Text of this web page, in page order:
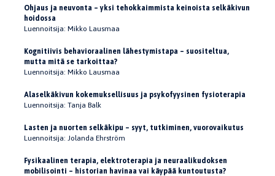
Ohjaus ja neuvonta – yksi tehokkaimmista keinoista selkäkivun
hoidossa
Luennoitsija: Mikko Lausmaa
Kognitiivis behavioraalinen lähestymistapa – suositeltua,
mutta mitä se tarkoittaa?
Luennoitsija: Mikko Lausmaa
Alaselkäkivun kokemuksellisuus ja psykofyysinen fysioterapia
Luennoitsija: Tanja Balk
Lasten ja nuorten selkäkipu – syyt, tutkiminen, vuorovaikutus
Luennoitsija: Jolanda Ehrström
Fysikaalinen terapia, elektroterapia ja neuraalikudoksen
mobilisointi – historian havinaa vai käypää kuntoutusta?